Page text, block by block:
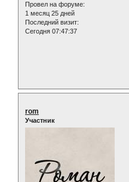
Провел на форуме:
1 месяц 25 дней
Последний визит:
Сегодня 07:47:37
rom
Участник